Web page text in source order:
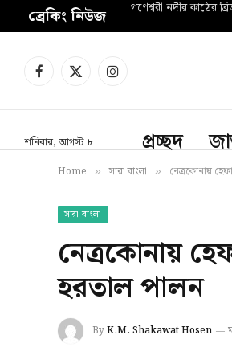
ব্রেকিং নিউজ গণেশ্বরী নদীর কাঠের
Facebook
X
Instagram
শনিবার, আগস্ট ৮ প্রচ্ছদ
Home » সারা বাংলা » নেত্রকোনায়
সারা বাংলা
নেত্রকোনায়
হরতাল পালন
ByK.M. Shakawat Hosen